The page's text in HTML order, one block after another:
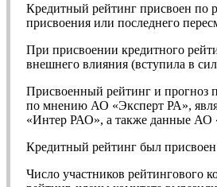
Кредитный рейтинг присвоен по
присвоения или последнего
При присвоении кредитного
внешнего влияния (вступила в
Присвоенный рейтинг и прогноз
по мнению АО «Эксперт РА»,
«Интер РАО», а также данные АО
Кредитный рейтинг был
Число участников рейтингового